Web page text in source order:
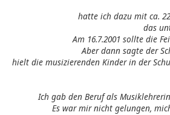
hatte ich dazu mit ca.
das
Am 16.7.2001 sollte die
Aber dann sagte der
hielt die musizierenden Kinder in der
Ich gab den Beruf als
Es war mir nicht gelungen,